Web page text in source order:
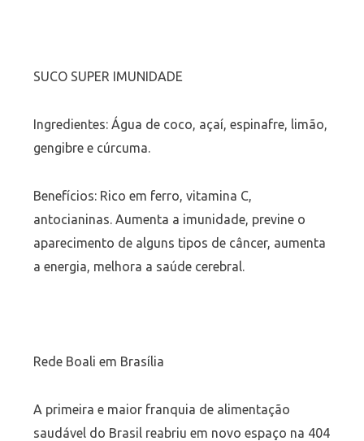
SUCO SUPER IMUNIDADE
Ingredientes: Água de coco, açaí, espinafre, limão,
gengibre e cúrcuma.
Benefícios: Rico em ferro, vitamina C,
antocianinas. Aumenta a imunidade, previne o
aparecimento de alguns tipos de câncer, aumenta
a energia, melhora a saúde cerebral.
Rede Boali em Brasília
A primeira e maior franquia de alimentação
saudável do Brasil reabriu em novo espaço na 404